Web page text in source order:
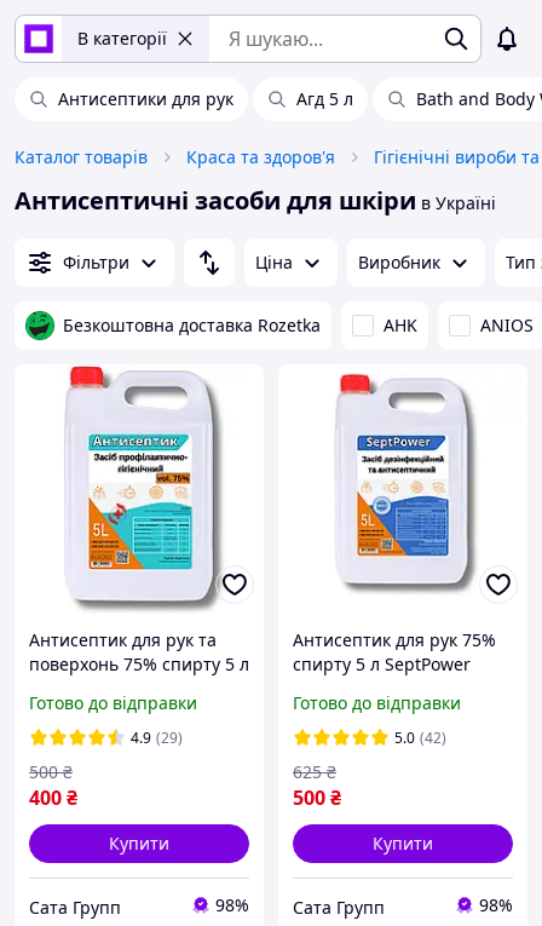
В категорії
Антисептики для рук Агд 5 л Bath and Body
Каталог товарів Краса та здоров'я Гігієнічні вироби
Антисептичні засоби для шкіри в Україні
Фільтри Ціна Виробник Тип
Безкоштовна доставка Rozetka AHK ANIOS
Антисептик для рук та
поверхонь 75% спирту 5 л
Готово до відправки
4.9 (29)
400₴
500 ₴
Купити
Сата Групп 98%
Антисептик для рук 75%
спирту 5 л SeptPower
Готово до відправки
5.0 (42)
500₴
625 ₴
Купити
Сата Групп 98%